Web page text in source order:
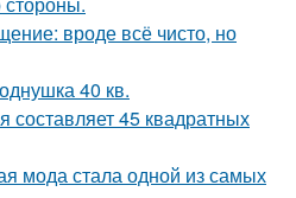
вроде всё чисто, но
40 кв.
45 квадратных
мода стала одной из самых